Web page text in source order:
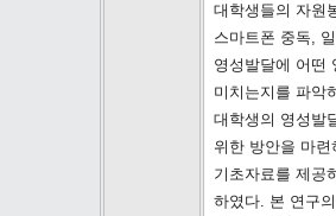
대학생들의 자원
스마트폰 중독,
영성발달에 어떤
미치는지를 파악
대학생의 영성발
위한 방안을 마련
기초자료를 제공
하였다. 본 연구